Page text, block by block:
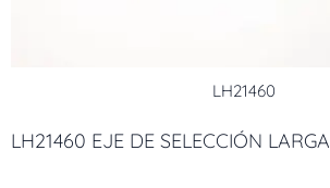
LH21460
LH21460 EJE DE SELECCIÓN LARGA